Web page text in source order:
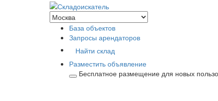
База объектов
Запросы арендаторов
Найти склад
Разместить объявление
Бесплатное размещение для новых